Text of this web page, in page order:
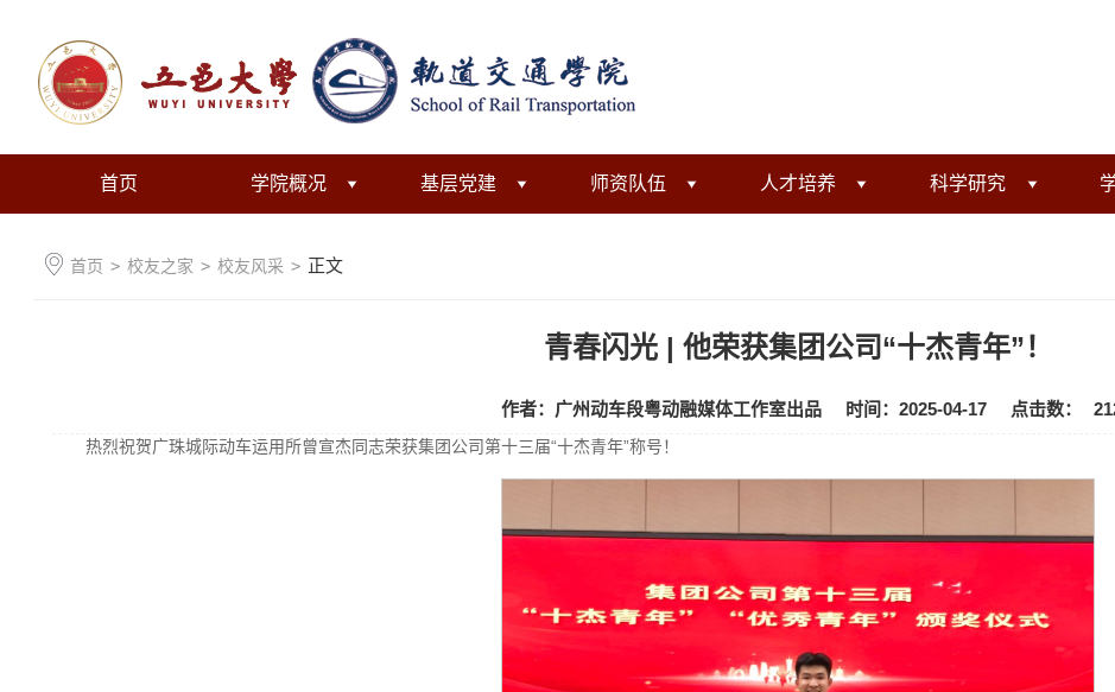
首页 学院概况 基层党建 师资队伍 人才培养 科学研究
首页 > 校友之家 > 校友风采 > 正文
青春闪光 | 他荣获集团公司“十杰青年”！
作者：广州动车段粤动融媒体工作室出品 时间：2025-04-17 点击数：
热烈祝贺广珠城际动车运用所曾宣杰同志荣获集团公司第十三届“十杰青年”称号！